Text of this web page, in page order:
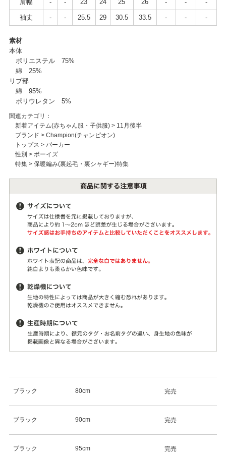
肩幅 - - 23 24 25 26 - - -
袖丈 - - 25.5 29 30.5 33.5 - - -
素材
本体
ポリエステル 75%
綿 25%
リブ部
綿 95%
ポリウレタン 5%
関連カテゴリ：
新着アイテム(赤ちゃん服・子供服)> 11月後半
ブランド > Champion(チャンピオン)
トップス > パーカー
性別 > ボーイズ
特集> 保暖編み(裏起毛・裏シャギー)特集
ブラック 80cm 完売
ブラック 90cm 完売
ブラック 95cm 完売